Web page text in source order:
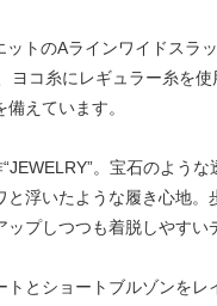
ットのAラインワイドスラ
ヨコ糸にレギュラー糸を
えています。
。宝石のよう
と浮いたような履き心地
プしつつも着脱しやすい
トとショートブルゾンを